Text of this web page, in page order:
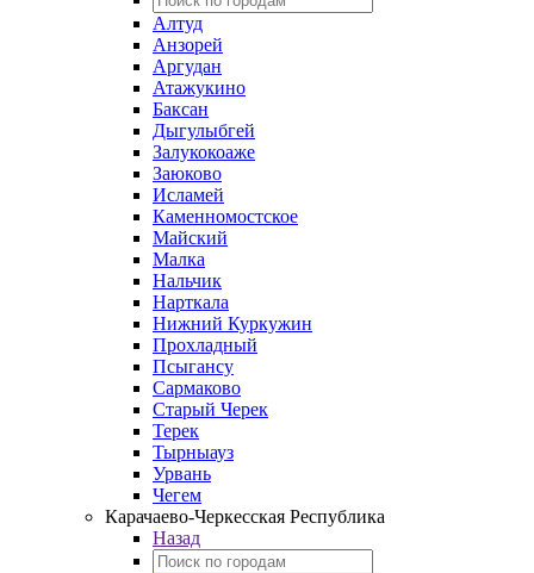
Алтуд
Анзорей
Аргудан
Атажукино
Баксан
Дыгулыбгей
Залукокоаже
Заюково
Исламей
Каменномостское
Майский
Малка
Нальчик
Нарткала
Нижний Куркужин
Прохладный
Псыгансу
Сармаково
Старый Черек
Терек
Тырныауз
Урвань
Чегем
Карачаево-Черкесская Республика
Назад